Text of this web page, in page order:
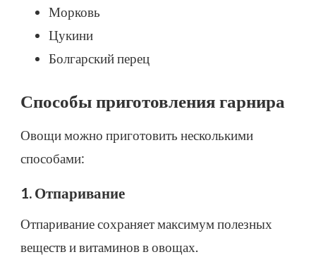
Морковь
Цукини
Болгарский перец
Способы приготовления гарнира
Овощи можно приготовить несколькими
способами:
1. Отпаривание
Отпаривание сохраняет максимум полезных
веществ и витаминов в овощах.